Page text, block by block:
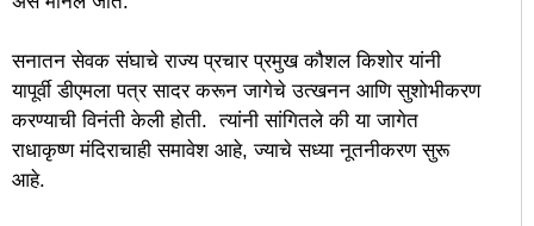
सनातन सेवक संघाचे राज्य प्रचार प्रमुख कौशल किशोर यांनी
यापूर्वी डीएमला पत्र सादर करून जागेचे उत्खनन आणि सुशोभीकरण
करण्याची विनंती केली होती. त्यांनी सांगितले की या जागेत
राधाकृष्ण मंदिराचाही समावेश आहे, ज्याचे सध्या नूतनीकरण सुरू
आहे.